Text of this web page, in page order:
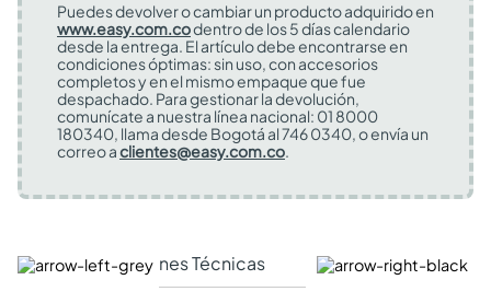
Puedes devolver o cambiar un producto adquirido en
www.easy.com.codentro de los 5 días calendario
desde la entrega. El artículo debe encontrarse en
condiciones óptimas: sin uso, con accesorios
completos y en el mismo empaque que fue
despachado. Para gestionar la devolución,
comunícate a nuestra línea nacional: 01 8000
180340, llama desde Bogotá al 746 0340, o envía un
correo aclientes@easy.com.co.
Especificaciones Técnicas Comentarios y